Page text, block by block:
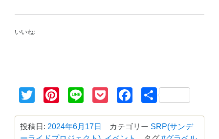
いいね:
TwitterPinterest
Line PocketFacebook
共
投稿日: 2024年6月17日 カテゴリー SRP(サンデ